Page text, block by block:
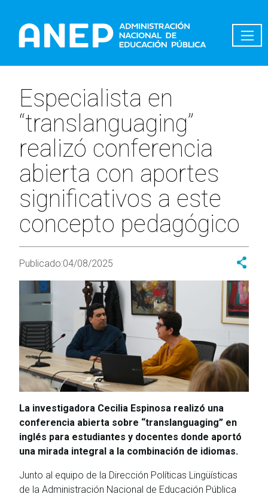
Especialista en
“translanguaging”
realizó conferencia
abierta con aportes
significativos a este
concepto pedagógico
Publicado:04/08/2025
La investigadora Cecilia Espinosa realizó una
conferencia abierta sobre “translanguaging” en
inglés para estudiantes y docentes donde aportó
una mirada integral a la combinación de idiomas.
Junto al equipo de la Dirección Políticas Lingüísticas
de la Administración Nacional de Educación Pública